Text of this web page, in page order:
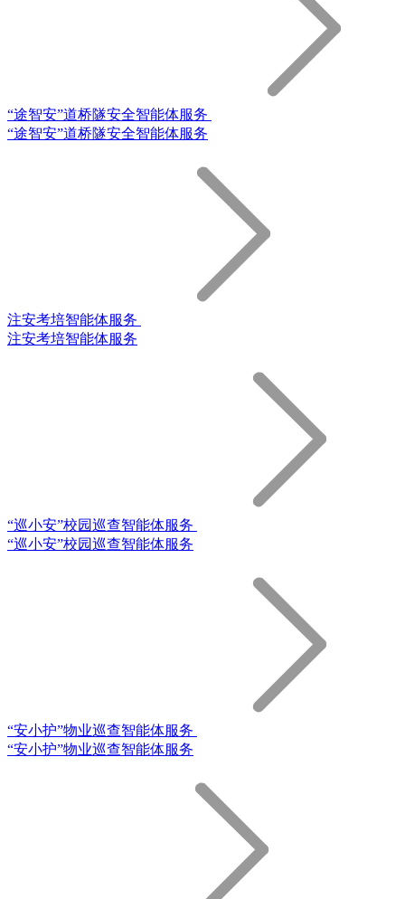
“途智安”道桥隧安全智能体服务
“途智安”道桥隧安全智能体服务
注安考培智能体服务
注安考培智能体服务
“巡小安”校园巡查智能体服务
“巡小安”校园巡查智能体服务
“安小护”物业巡查智能体服务
“安小护”物业巡查智能体服务